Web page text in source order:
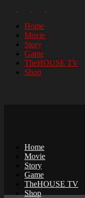
Home
Movie
Story
Game
TheHOUSE TV
Shop
Home
Movie
Story
Game
TheHOUSE TV
Shop